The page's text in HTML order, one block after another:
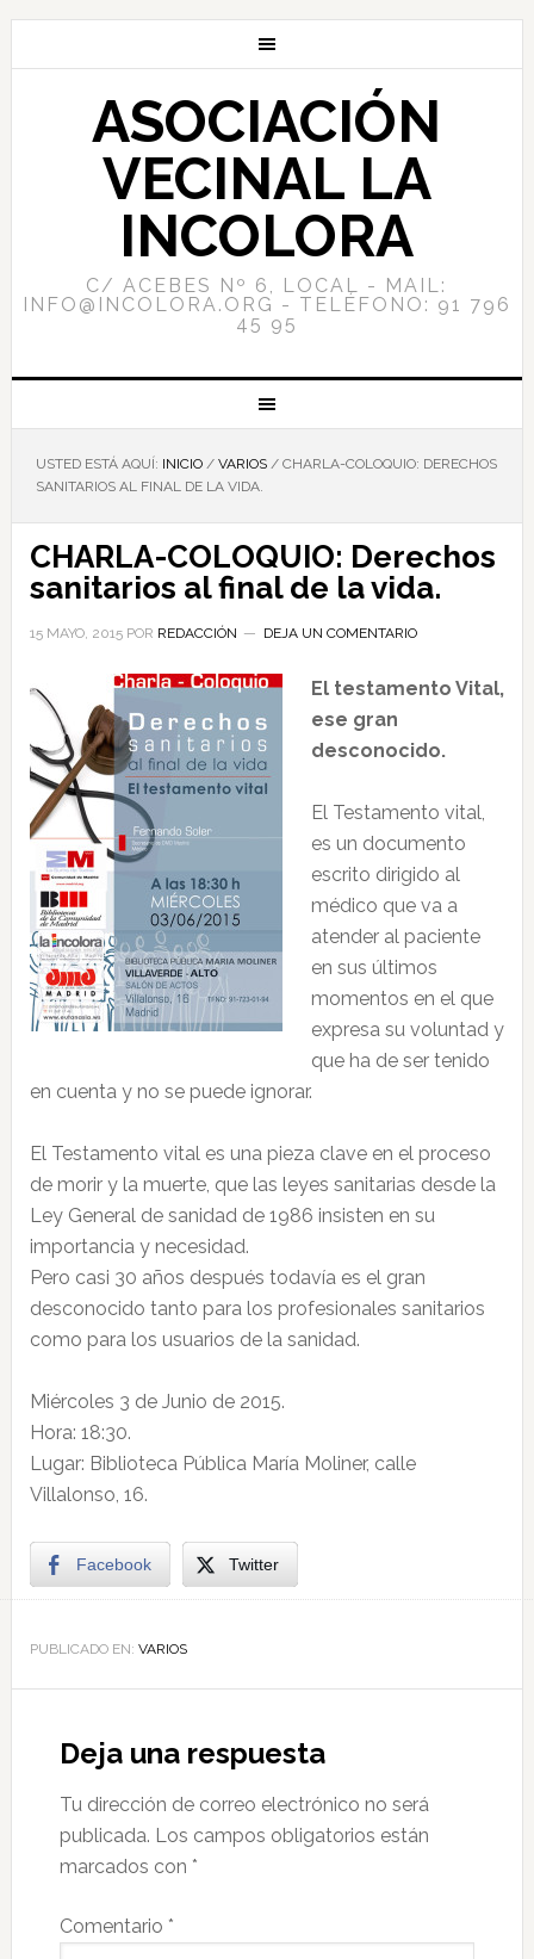
ASOCIACIÓN
VECINAL LA
INCOLORA
C/ ACEBES Nº 6, LOCAL - MAIL:
INFO@INCOLORA.ORG - TELÉFONO: 91 796
45 95
USTED ESTÁ AQUÍ: INICIO / VARIOS /CHARLA-COLOQUIO: DERECHOS
SANITARIOS AL FINAL DE LA VIDA.
CHARLA-COLOQUIO: Derechos
sanitarios al final de la vida.
15 MAYO, 2015POR REDACCIÓN DEJA UN COMENTARIO
El testamento Vital,
ese gran
desconocido.
El Testamento vital,
es un documento
escrito dirigido al
médico que va a
atender al paciente
en sus últimos
momentos en el que
expresa su voluntad y
que ha de ser tenido
en cuenta y no se puede ignorar.
El Testamento vital es una pieza clave en el proceso
de morir y la muerte, que las leyes sanitarias desde la
Ley General de sanidad de 1986 insisten en su
importancia y necesidad.
Pero casi 30 años después todavía es el gran
desconocido tanto para los profesionales sanitarios
como para los usuarios de la sanidad.
Miércoles 3 de Junio de 2015.
Hora: 18:30.
Lugar: Biblioteca Pública María Moliner, calle
Villalonso, 16.
Facebook Twitter
PUBLICADO EN: VARIOS
Deja una respuesta
Tu dirección de correo electrónico no será
publicada. Los campos obligatorios están
marcados con *
Comentario *